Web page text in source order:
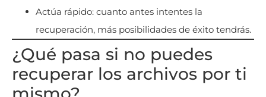
Actúa rápido: cuanto antes intentes la
recuperación, más posibilidades de éxito tendrás.
¿Qué pasa si no puedes
recuperar los archivos por ti